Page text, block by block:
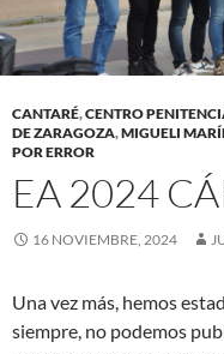
CANTARÉ,CENTRO
DE ZARAGOZA,MIGUELI
POR ERROR
EA 2024
16 NOVIEMBRE, 2024
Una vez más, hemos
siempre, no podemos